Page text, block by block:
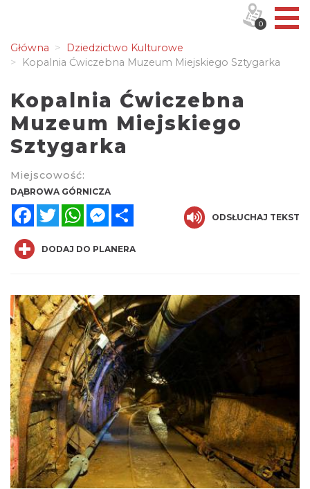
Główna
Dziedzictwo Kulturowe
Kopalnia Ćwiczebna Muzeum Miejskiego Sztygarka
Kopalnia Ćwiczebna
Muzeum Miejskiego
Sztygarka
Miejscowość:
DĄBROWA GÓRNICZA
FacebookTwitterWhatsAppMessenger
ODSŁUCHAJ TEKST
DODAJ DO PLANERA
0